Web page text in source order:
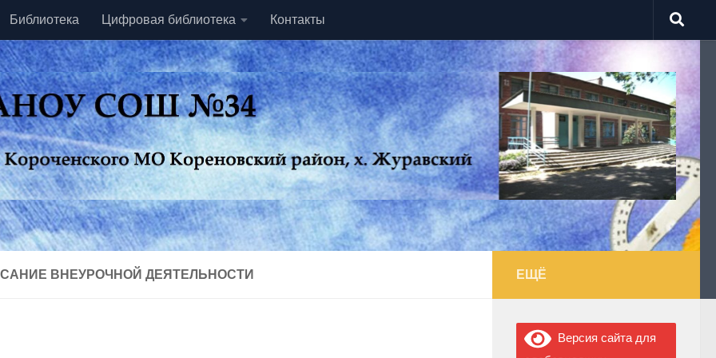
Библиотека Цифровая библиотека Контакты
ВНЕУРОЧНОЙ ДЕЯТЕЛЬНОСТИ ЕЩЁ
Версия сайта для